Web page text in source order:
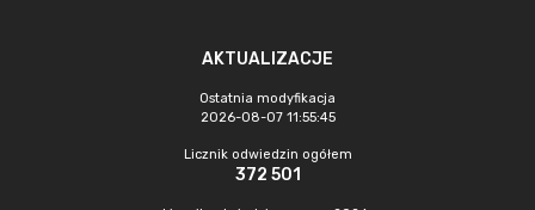
AKTUALIZACJE
Ostatnia modyfikacja
2026-08-07 11:55:45
Licznik odwiedzin ogółem
372 501